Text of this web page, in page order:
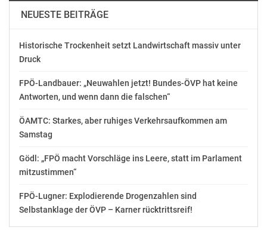
führen aus Sicht der
Bundesbürger zu
Lebensqualität
Hamburg (ots) - Sport
ab und verbindet
Menschen: Deshalb
sind viele Deutsche in
ihrer Freizeit gerne
sportlich aktiv. Doch ein
Großteil glaubt nicht,
körperlichen
Beeinträchtigungen,
Inkontinenz, einen
solchen aktiven
Dezember 3, 2019
In "Allgemein"
NEUESTE BEITRÄGE
Historische Trockenheit setzt Landwirtschaft massiv unter
Druck
FPÖ-Landbauer: „Neuwahlen jetzt! Bundes-ÖVP hat keine
Antworten, und wenn dann die falschen“
ÖAMTC: Starkes, aber ruhiges Verkehrsaufkommen am
Samstag
Gödl: „FPÖ macht Vorschläge ins Leere, statt im Parlament
mitzustimmen“
FPÖ-Lugner: Explodierende Drogenzahlen sind
Selbstanklage der ÖVP – Karner rücktrittsreif!